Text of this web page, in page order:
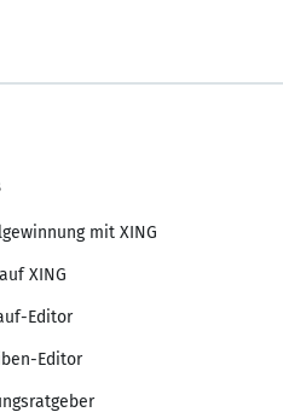
mit XING
XING
Editor
Editor